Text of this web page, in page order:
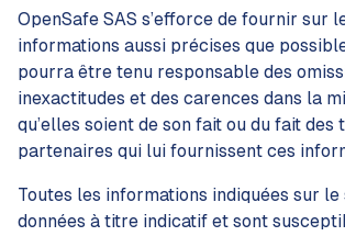
OpenSafe SAS s’efforce de fournir sur
informations aussi précises que
pourra être tenu responsable des
inexactitudes et des carences dans la
qu’elles soient de son fait ou du fait des
partenaires qui lui fournissent ces
Toutes les informations indiquées sur le
données à titre indicatif et sont